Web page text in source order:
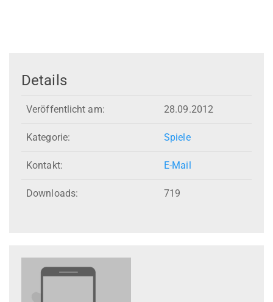
Details
Veröffentlicht am: 28.09.2012
Kategorie: Spiele
Kontakt: E-Mail
Downloads: 719